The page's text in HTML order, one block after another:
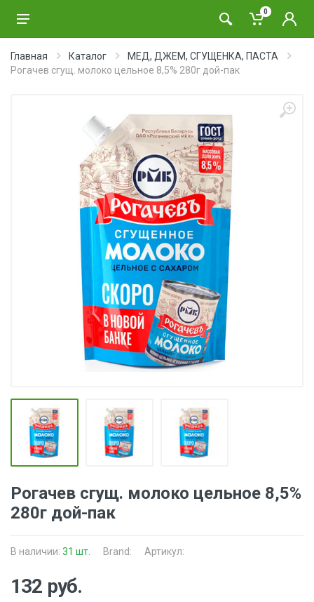
0
Главная Каталог
МЕД, ДЖЕМ, СГУЩЕНКА, ПАСТА
Рогачев сгущ. молоко цельное 8,5% 280г дой-пак
Рогачев сгущ. молоко цельное 8,5%
280г дой-пак
В наличии: 31 шт. Brand: Артикул:
132 руб.